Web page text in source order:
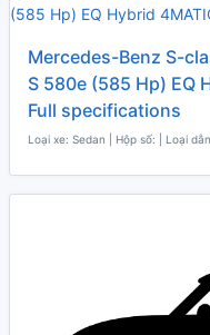
Mercedes-Benz S-
S 580e (585 Hp) EQ
Full specifications
Loại xe: Sedan | Hộp số: | Loại